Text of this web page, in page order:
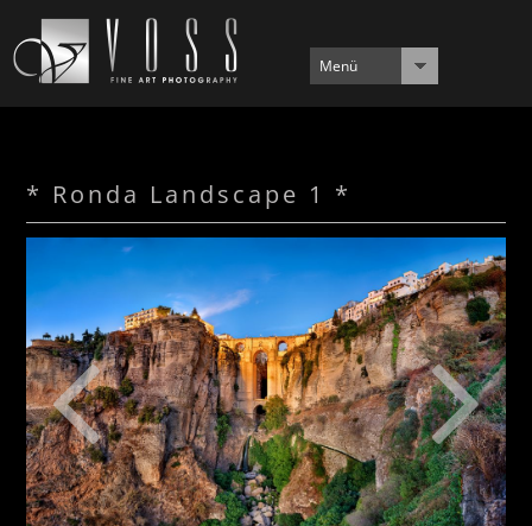
Menü
* Ronda Landscape 1 *